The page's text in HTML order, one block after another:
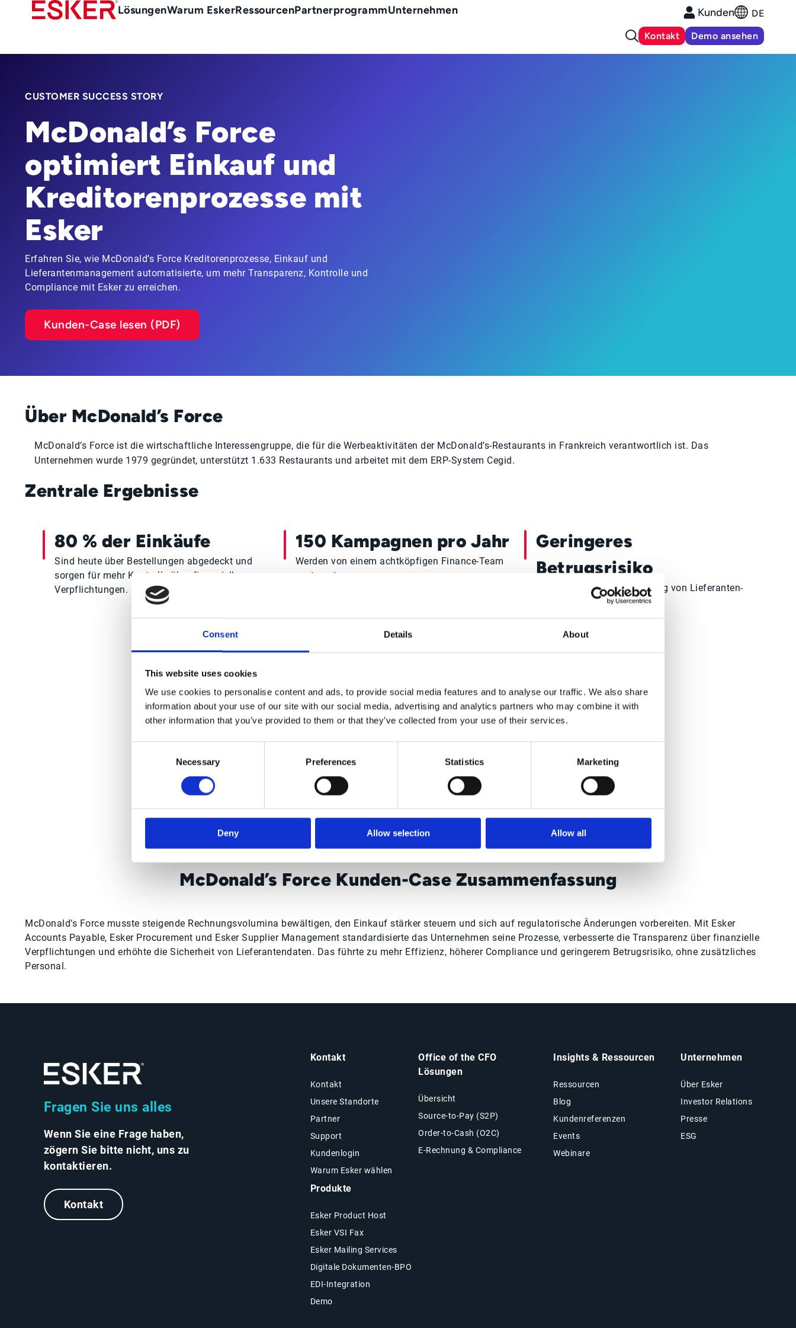
Consent Details About
This website uses cookies
We use cookies to personalise content and ads, to provide social media features and to analyse our traffic. We also share
information about your use of our site with our social media, advertising and analytics partners who may combine it with
other information that you’ve provided to them or that they’ve collected from your use of their services.
Necessary Preferences Statistics Marketing
Deny Allow selection Allow all
content
Main
LösungenWarum EskerRessourcenPartnerprogrammUnternehmen Kunden DE
Kontakt Demo ansehen
CUSTOMER SUCCESS STORY
McDonald’s Force
optimiert Einkauf und
Kreditorenprozesse mit
Esker
Erfahren Sie, wie McDonald’s Force Kreditorenprozesse, Einkauf und
Lieferantenmanagement automatisierte, um mehr Transparenz, Kontrolle und
Compliance mit Esker zu erreichen.
Kunden-Case lesen (PDF)
Über McDonald’s Force
McDonald’s Force ist die wirtschaftliche Interessengruppe, die für die Werbeaktivitäten der McDonald’s-Restaurants in Frankreich verantwortlich ist. Das
Unternehmen wurde 1979 gegründet, unterstützt 1.633 Restaurants und arbeitet mit dem ERP-System Cegid.
Zentrale Ergebnisse
80 % der Einkäufe
Sind heute über Bestellungen abgedeckt und
sorgen für mehr Kontrolle über finanzielle
Verpflichtungen.
150 Kampagnen pro Jahr
Werden von einem achtköpfigen Finance-Team
gesteuert.
Geringeres
Betrugsrisiko
Dank automatisierter Prüfung von Lieferanten-
Kunden-Case McDonald’s Force lesen
McDonald’s Force Kunden-Case Zusammenfassung
McDonald’s Force musste steigende Rechnungsvolumina bewältigen, den Einkauf stärker steuern und sich auf regulatorische Änderungen vorbereiten. Mit Esker
Accounts Payable, Esker Procurement und Esker Supplier Management standardisierte das Unternehmen seine Prozesse, verbesserte die Transparenz über finanzielle
Verpflichtungen und erhöhte die Sicherheit von Lieferantendaten. Das führte zu mehr Effizienz, höherer Compliance und geringerem Betrugsrisiko, ohne zusätzliches
Personal.
Fragen Sie uns alles
Wenn Sie eine Frage haben,
zögern Sie bitte nicht, uns zu
kontaktieren.
Kontakt
Kontakt
Kontakt
Unsere Standorte
Partner
Support
Kundenlogin
Warum Esker wählen
Office of the CFO
Lösungen
Übersicht
Source-to-Pay (S2P)
Order-to-Cash (O2C)
E-Rechnung & Compliance
Insights & Ressourcen
Ressourcen
Blog
Kundenreferenzen
Events
Webinare
Unternehmen
Über Esker
Investor Relations
Presse
ESG
Produkte
Esker Product Host
Esker VSI Fax
Esker Mailing Services
Digitale Dokumenten-BPO
EDI-Integration
Demo